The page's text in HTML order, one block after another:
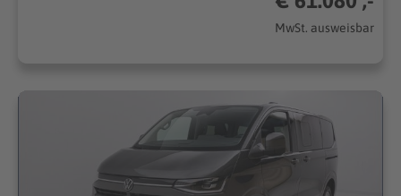
MwSt. ausweisbar